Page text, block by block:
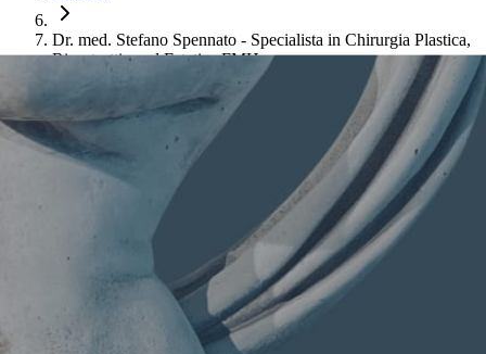
Dr. med. Stefano Spennato - Specialista in Chirurgia Plastica,
Ricostruttiva ed Estetica FMH